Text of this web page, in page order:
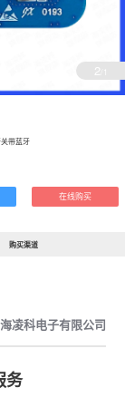
2 /1
带蓝牙
在线购买
购买渠道
凌科电子有限公司
务